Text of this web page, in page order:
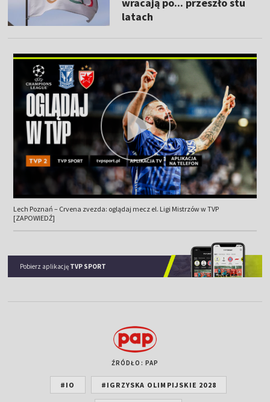
latach
Lech Poznań – Crvena zvezda: oglądaj mecz el. Ligi Mistrzów w TVP
[ZAPOWIEDŹ]
Pobierz aplikację TVP SPORT
ŹRÓDŁO: PAP
#IO #IGRZYSKA OLIMPIJSKIE 2028